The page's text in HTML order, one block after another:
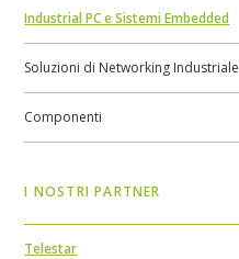
Industrial PC e Sistemi Embedded
Soluzioni di Networking Industriale
Componenti
I NOSTRI PARTNER
Telestar